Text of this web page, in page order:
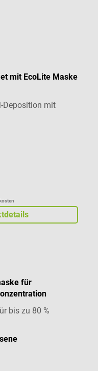
mit EcoLite Maske
Deposition mit
für
bis zu 80 %